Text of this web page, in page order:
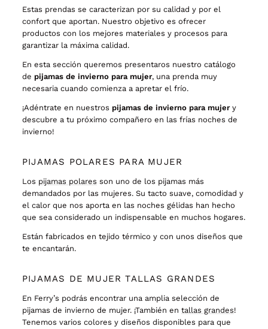
Estas prendas se caracterizan por su calidad y por el
confort que aportan. Nuestro objetivo es ofrecer
productos con los mejores materiales y procesos para
garantizar la máxima calidad.
En esta sección queremos presentaros nuestro catálogo
de pijamas de invierno para mujer, una prenda muy
necesaria cuando comienza a apretar el frío.
¡Adéntrate en nuestros pijamas de invierno para mujer y
descubre a tu próximo compañero en las frías noches de
invierno!
PIJAMAS POLARES PARA MUJER
Los pijamas polares son uno de los pijamas más
demandados por las mujeres. Su tacto suave, comodidad y
el calor que nos aporta en las noches gélidas han hecho
que sea considerado un indispensable en muchos hogares.
Están fabricados en tejido térmico y con unos diseños que
te encantarán.
PIJAMAS DE MUJER TALLAS GRANDES
En Ferry’s podrás encontrar una amplia selección de
pijamas de invierno de mujer. ¡También en tallas grandes!
Tenemos varios colores y diseños disponibles para que